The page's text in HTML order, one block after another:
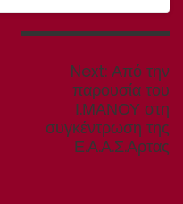
Next: Next
post:
Από την
παρουσία του
Ι.ΜΑΝΟΥ στη
συγκέντρωση της
Ε.Α.Α.Σ.Αρτας